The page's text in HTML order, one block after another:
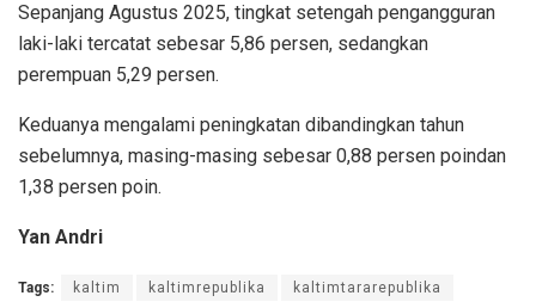
Sepanjang Agustus 2025, tingkat setengah pengangguran
laki-laki tercatat sebesar 5,86 persen, sedangkan
perempuan 5,29 persen.
Keduanya mengalami peningkatan dibandingkan tahun
sebelumnya, masing-masing sebesar 0,88 persen poindan
1,38 persen poin.
Yan Andri
Tags: kaltim kaltimrepublika kaltimtararepublika